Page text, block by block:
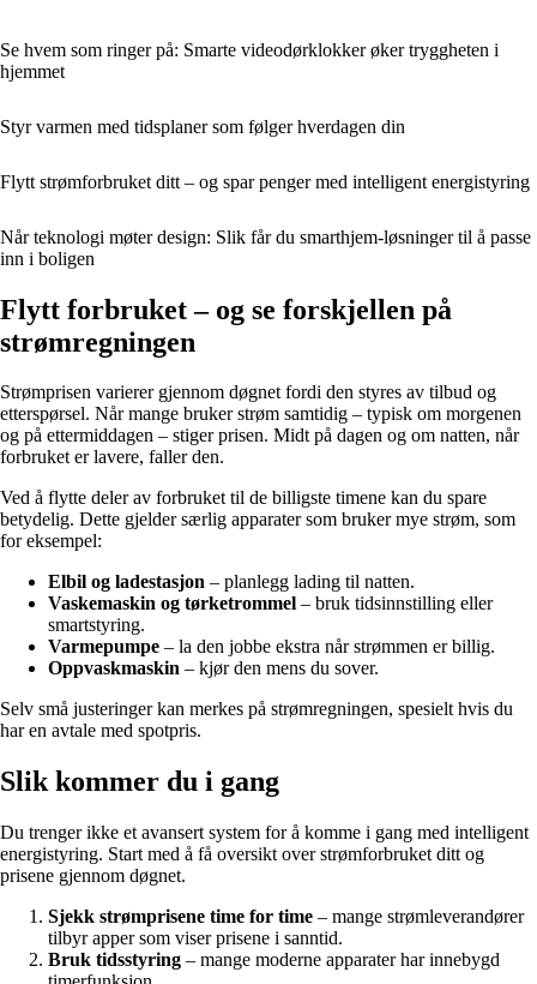
Se hvem som ringer på: Smarte videodørklokker øker tryggheten i
hjemmet
Styr varmen med tidsplaner som følger hverdagen din
Flytt strømforbruket ditt – og spar penger med intelligent energistyring
Når teknologi møter design: Slik får du smarthjem‑løsninger til å passe
inn i boligen
Flytt forbruket – og se forskjellen på
strømregningen
Strømprisen varierer gjennom døgnet fordi den styres av tilbud og
etterspørsel. Når mange bruker strøm samtidig – typisk om morgenen
og på ettermiddagen – stiger prisen. Midt på dagen og om natten, når
forbruket er lavere, faller den.
Ved å flytte deler av forbruket til de billigste timene kan du spare
betydelig. Dette gjelder særlig apparater som bruker mye strøm, som
for eksempel:
Elbil og ladestasjon – planlegg lading til natten.
Vaskemaskin og tørketrommel – bruk tidsinnstilling eller
smartstyring.
Varmepumpe – la den jobbe ekstra når strømmen er billig.
Oppvaskmaskin – kjør den mens du sover.
Selv små justeringer kan merkes på strømregningen, spesielt hvis du
har en avtale med spotpris.
Slik kommer du i gang
Du trenger ikke et avansert system for å komme i gang med intelligent
energistyring. Start med å få oversikt over strømforbruket ditt og
prisene gjennom døgnet.
Sjekk strømprisene time for time – mange strømleverandører
tilbyr apper som viser prisene i sanntid.
Bruk tidsstyring – mange moderne apparater har innebygd